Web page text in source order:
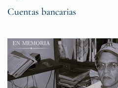
Cuentas bancarias